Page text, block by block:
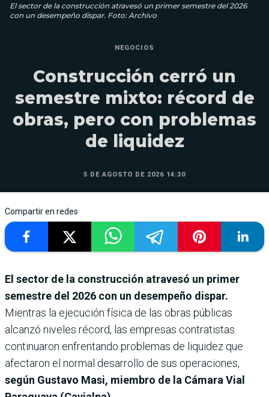
El sector de la construcción atravesó un primer semestre del 2026
con un desempeño dispar. Foto: Archivo
NEGOCIOS
Construcción cerró un
semestre mixto: récord de
obras, pero con problemas
de liquidez
5 DE AGOSTO DE 2026 14:30
Compartir en redes
El sector de la construcción atravesó un primer
semestre del 2026 con un desempeño dispar.
Mientras la ejecución física de las obras públicas
alcanzó niveles récord, las empresas contratistas
continuaron enfrentando problemas de liquidez que
afectaron el normal desarrollo de sus operaciones,
según Gustavo Masi, miembro de la Cámara Vial